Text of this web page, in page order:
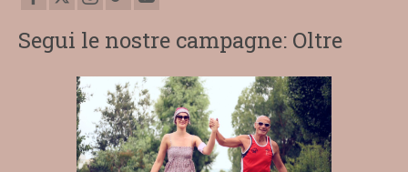
Segui le nostre campagne: Oltre